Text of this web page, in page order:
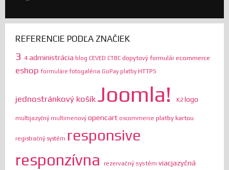
REFERENCIE PODĽA ZNAČIEK
3 4 administrácia blog CEVED CTBC dopytový formulár ecommerce
eshopformulárefotogaléria GoPay platby HTTPS
jednostránkový košík Joomla! K2 logo
multijazyčný multimenový opencart oscommerce platby kartou
registračný systém responsive
responzívna rezervačný systém viacjazyčná